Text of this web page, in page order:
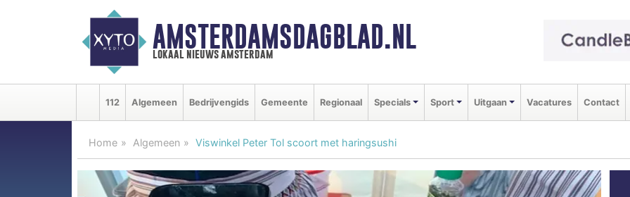
AMSTERDAMSDAGBLAD.NL
lokaal nieuws amsterdam
112 Algemeen Bedrijvengids Gemeente Regionaal Specials Sport Uitgaan Vacatures Contact
Home Algemeen Viswinkel Peter Tol scoort met haringsushi